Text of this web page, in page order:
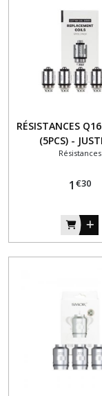
RÉSISTANCES
(5PCS) -
Résistances
1 €30